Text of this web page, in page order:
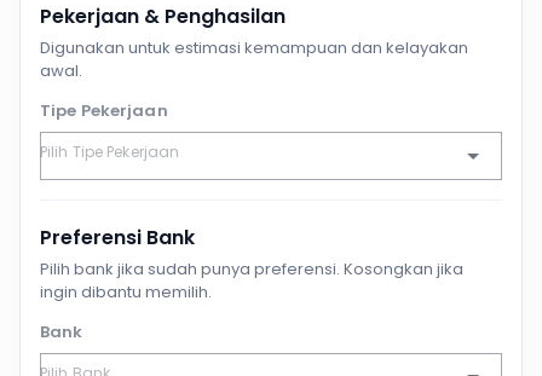
Pekerjaan & Penghasilan
Digunakan untuk estimasi kemampuan dan kelayakan
awal.
Tipe Pekerjaan
Preferensi Bank
Pilih bank jika sudah punya preferensi. Kosongkan jika
ingin dibantu memilih.
Bank